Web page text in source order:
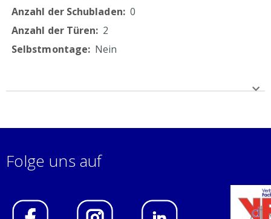
0
2
Nein
Folge uns auf